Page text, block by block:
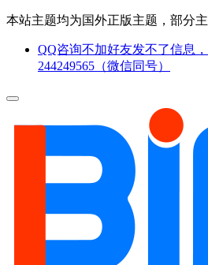
本站主题均为国外正版主题，部分
QQ咨询不加好友发不了信息
244249565（微信同号）